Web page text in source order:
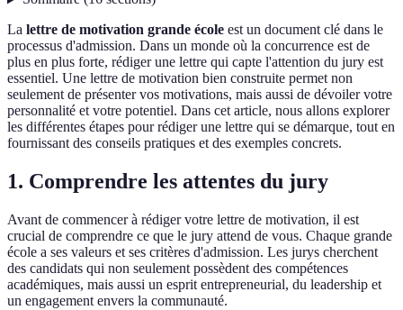
La lettre de motivation grande école est un document clé dans le
processus d'admission. Dans un monde où la concurrence est de
plus en plus forte, rédiger une lettre qui capte l'attention du jury est
essentiel. Une lettre de motivation bien construite permet non
seulement de présenter vos motivations, mais aussi de dévoiler votre
personnalité et votre potentiel. Dans cet article, nous allons explorer
les différentes étapes pour rédiger une lettre qui se démarque, tout en
fournissant des conseils pratiques et des exemples concrets.
1. Comprendre les attentes du jury
Avant de commencer à rédiger votre lettre de motivation, il est
crucial de comprendre ce que le jury attend de vous. Chaque grande
école a ses valeurs et ses critères d'admission. Les jurys cherchent
des candidats qui non seulement possèdent des compétences
académiques, mais aussi un esprit entrepreneurial, du leadership et
un engagement envers la communauté.